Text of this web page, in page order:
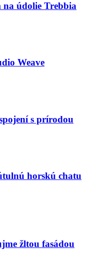
údolie Trebbia
Weave
s prírodou
horskú chatu
žltou fasádou